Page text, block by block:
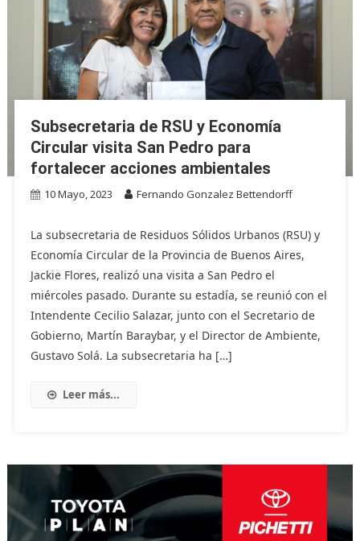
Subsecretaria de RSU y Economía
Circular visita San Pedro para
fortalecer acciones ambientales
10 Mayo, 2023 Fernando Gonzalez Bettendorff
La subsecretaria de Residuos Sólidos Urbanos (RSU) y
Economía Circular de la Provincia de Buenos Aires,
Jackie Flores, realizó una visita a San Pedro el
miércoles pasado. Durante su estadía, se reunió con el
Intendente Cecilio Salazar, junto con el Secretario de
Gobierno, Martín Baraybar, y el Director de Ambiente,
Gustavo Solá. La subsecretaria ha […]
Leer más...